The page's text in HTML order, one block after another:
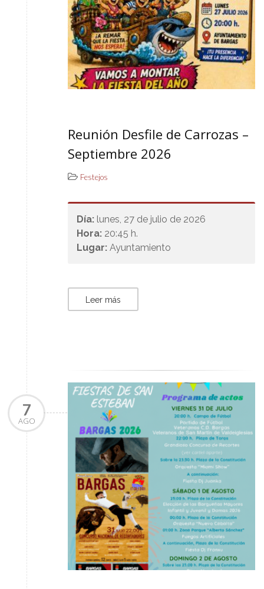
Reunión Desfile de Carrozas –
Septiembre 2026
Festejos
Día: lunes, 27 de julio de 2026
Hora: 20:45 h.
Lugar: Ayuntamiento
Leer más
7
AGO